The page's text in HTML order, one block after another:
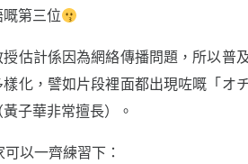
第三位
估計係因為網絡傳播問題，所以普
樣化，譬如片段裡面都出現咗嘅「
子華非常擅長）。
可以一齊練習下：